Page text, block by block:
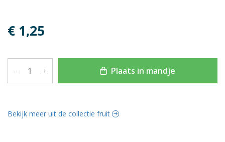
€ 1,25
– + Plaats in mandje
Bekijk meer uit de collectie fruit